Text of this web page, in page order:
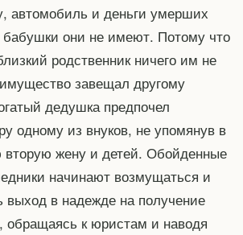
автомобиль и деньги умерших
они не имеют. Потому что
родственник ничего им не
завещал другому
дедушка предпочел
одному из внуков, не упомянув в
жену и детей. Обойденные
начинают возмущаться и
выход в надежде на получение
обращаясь к юристам и наводя